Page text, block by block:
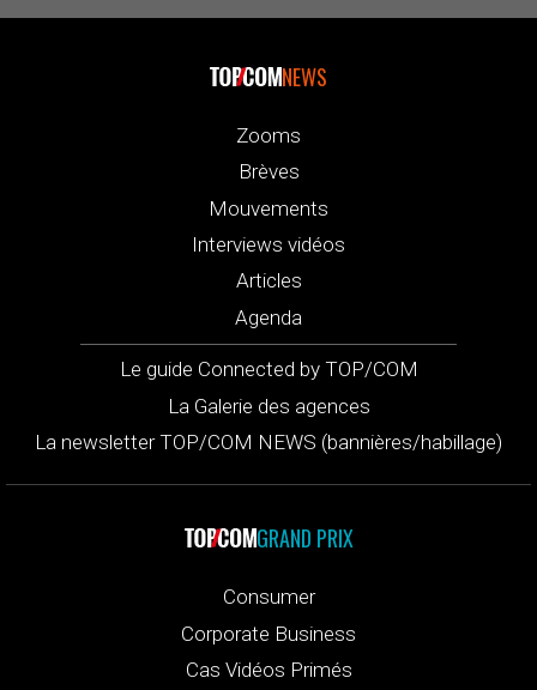
NEWS
Zooms
Brèves
Mouvements
Interviews vidéos
Articles
Agenda
Le guide Connected by TOP/COM
La Galerie des agences
La newsletter TOP/COM NEWS (bannières/habillage)
GRAND PRIX
Consumer
Corporate Business
Cas Vidéos Primés